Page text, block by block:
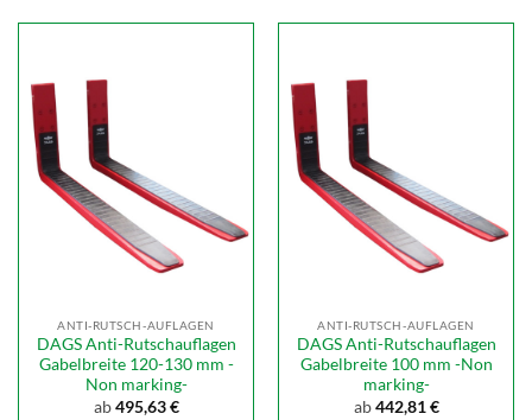
ANTI-RUTSCH-AUFLAGEN
DAGS Anti-Rutschauflagen
Gabelbreite 120-130 mm -
Non marking-
ab495,63€
ANTI-RUTSCH-AUFLAGEN
DAGS Anti-Rutschauflagen
Gabelbreite 100 mm -Non
marking-
ab442,81€